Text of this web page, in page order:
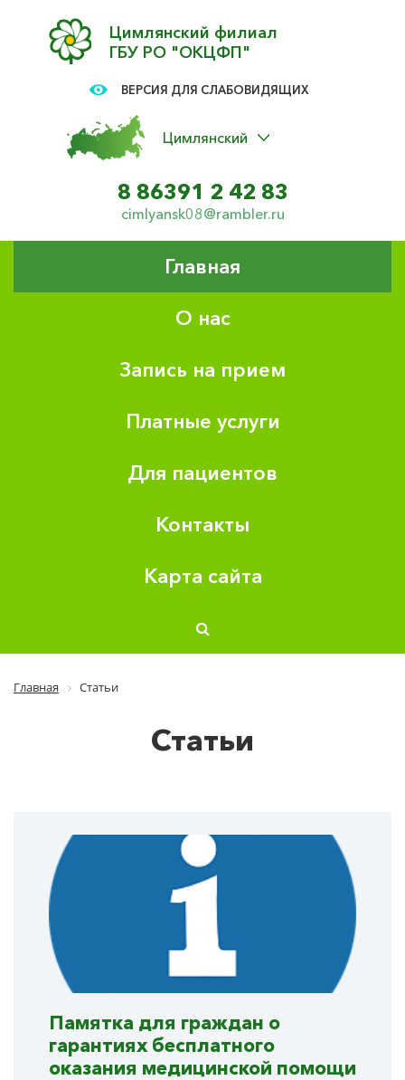
Цимлянский филиал
ГБУ РО "ОКЦФП"
ВЕРСИЯ ДЛЯ СЛАБОВИДЯЩИХ
Цимлянский
8 86391 2 42 83
cimlyansk08@rambler.ru
Главная
О нас
Запись на прием
Платные услуги
Для пациентов
Контакты
Карта сайта
Главная Статьи
Статьи
Памятка для граждан о
гарантиях бесплатного
оказания медицинской помощи